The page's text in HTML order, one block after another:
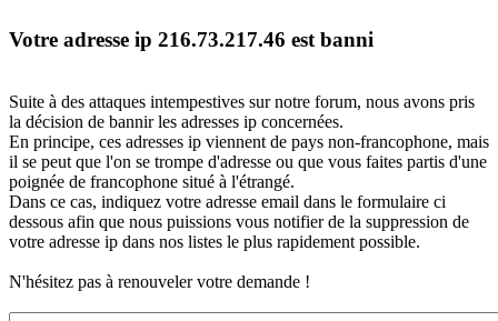
Votre adresse ip 216.73.217.46 est banni
Suite à des attaques intempestives sur notre forum, nous avons pris
la décision de bannir les adresses ip concernées.
En principe, ces adresses ip viennent de pays non-francophone, mais
il se peut que l'on se trompe d'adresse ou que vous faites partis d'une
poignée de francophone situé à l'étrangé.
Dans ce cas, indiquez votre adresse email dans le formulaire ci
dessous afin que nous puissions vous notifier de la suppression de
votre adresse ip dans nos listes le plus rapidement possible.
N'hésitez pas à renouveler votre demande !